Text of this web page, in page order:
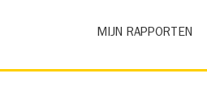
MIJN RAPPORTEN